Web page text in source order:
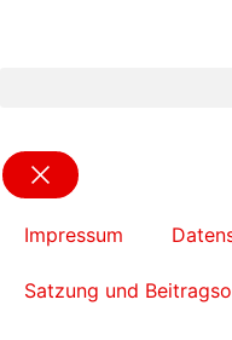
Impressum
Satzung und